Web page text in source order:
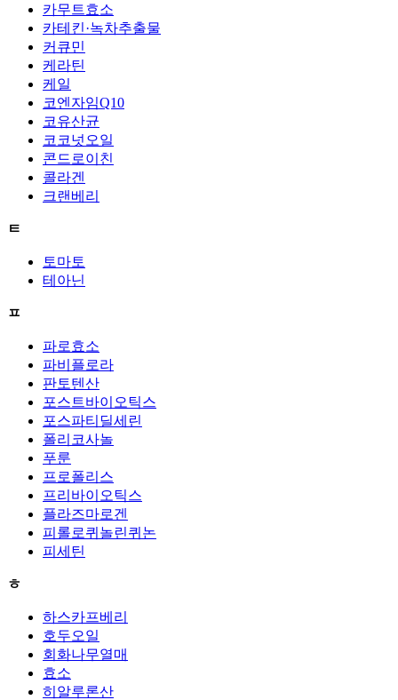
카무트효소
카테킨·녹차추출물
커큐민
케라틴
케일
코엔자임Q10
코유산균
코코넛오일
콘드로이친
콜라겐
크랜베리
ㅌ
토마토
테아닌
ㅍ
파로효소
파비플로라
판토텐산
포스트바이오틱스
포스파티딜세린
폴리코사놀
푸룬
프로폴리스
프리바이오틱스
플라즈마로겐
피롤로퀴놀린퀴논
피세틴
ㅎ
하스카프베리
호두오일
회화나무열매
효소
히알루론산